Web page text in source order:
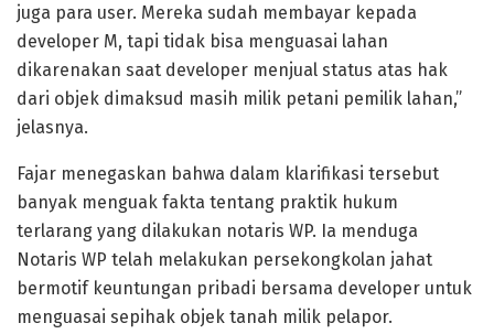
juga para user. Mereka sudah membayar kepada
developer M, tapi tidak bisa menguasai lahan
dikarenakan saat developer menjual status atas hak
dari objek dimaksud masih milik petani pemilik lahan,”
jelasnya.
Fajar menegaskan bahwa dalam klarifikasi tersebut
banyak menguak fakta tentang praktik hukum
terlarang yang dilakukan notaris WP. Ia menduga
Notaris WP telah melakukan persekongkolan jahat
bermotif keuntungan pribadi bersama developer untuk
menguasai sepihak objek tanah milik pelapor.